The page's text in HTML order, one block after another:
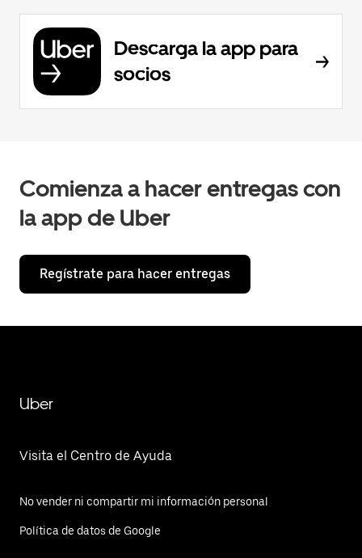
Descarga la app para
socios
Comienza a hacer entregas con
la app de Uber
Regístrate para hacer entregas
Uber
Visita el Centro de Ayuda
No vender ni compartir mi información personal
Política de datos de Google